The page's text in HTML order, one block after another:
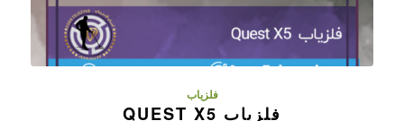
فلزیاب
فلزیاب QUEST X5